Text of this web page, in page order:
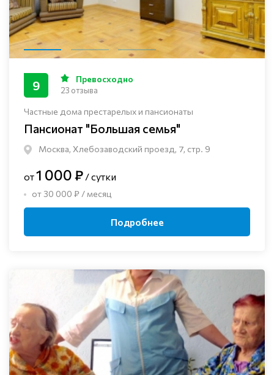
Частные дома престарелых и пансионаты
Пансионат "Большая семья"
Москва, Хлебозаводский проезд, 7, стр. 9
9 Превосходно
23 отзыва
от1 000 ₽ / сутки
от 30 000 ₽ / месяц
Подробнее